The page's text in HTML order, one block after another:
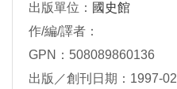
出版單位： 國史館
作/編/譯者：
GPN：508089860136
出版／創刊日期：1997-02